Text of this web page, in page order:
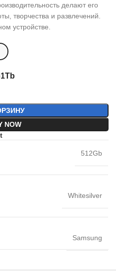
делают его
творчества и развлечений.
устройстве.
1Tb
NOW
512Gb
Whitesilver
Samsung